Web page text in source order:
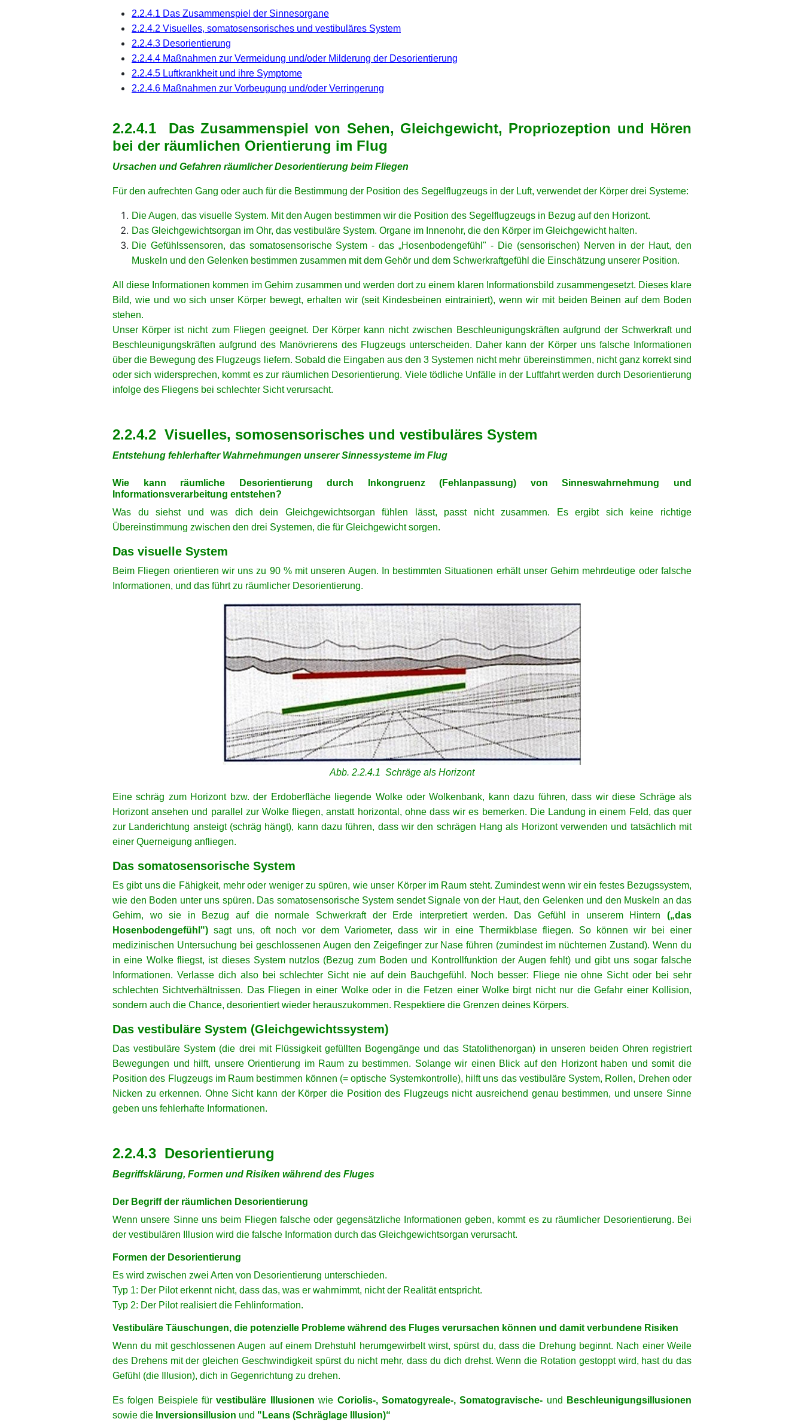
2.2.4.1 Das Zusammenspiel der Sinnesorgane
2.2.4.2 Visuelles, somatosensorisches und vestibuläres System
2.2.4.3 Desorientierung
2.2.4.4 Maßnahmen zur Vermeidung und/oder Milderung der Desorientierung
2.2.4.5 Luftkrankheit und ihre Symptome
2.2.4.6 Maßnahmen zur Vorbeugung und/oder Verringerung
2.2.4.1 Das Zusammenspiel von Sehen, Gleichgewicht, Propriozeption und Hören
bei der räumlichen Orientierung im Flug
Ursachen und Gefahren räumlicher Desorientierung beim Fliegen
Für den aufrechten Gang oder auch für die Bestimmung der Position des Segelflugzeugs in der Luft, verwendet der Körper drei Systeme:
Die Augen, das visuelle System. Mit den Augen bestimmen wir die Position des Segelflugzeugs in Bezug auf den Horizont.
Das Gleichgewichtsorgan im Ohr, das vestibuläre System. Organe im Innenohr, die den Körper im Gleichgewicht halten.
Die Gefühlssensoren, das somatosensorische System - das „Hosenbodengefühl" - Die (sensorischen) Nerven in der Haut, den
Muskeln und den Gelenken bestimmen zusammen mit dem Gehör und dem Schwerkraftgefühl die Einschätzung unserer Position.
All diese Informationen kommen im Gehirn zusammen und werden dort zu einem klaren Informationsbild zusammengesetzt. Dieses klare
Bild, wie und wo sich unser Körper bewegt, erhalten wir (seit Kindesbeinen eintrainiert), wenn wir mit beiden Beinen auf dem Boden
stehen.
Unser Körper ist nicht zum Fliegen geeignet. Der Körper kann nicht zwischen Beschleunigungskräften aufgrund der Schwerkraft und
Beschleunigungskräften aufgrund des Manövrierens des Flugzeugs unterscheiden. Daher kann der Körper uns falsche Informationen
über die Bewegung des Flugzeugs liefern. Sobald die Eingaben aus den 3 Systemen nicht mehr übereinstimmen, nicht ganz korrekt sind
oder sich widersprechen, kommt es zur räumlichen Desorientierung. Viele tödliche Unfälle in der Luftfahrt werden durch Desorientierung
infolge des Fliegens bei schlechter Sicht verursacht.
2.2.4.2 Visuelles, somosensorisches und vestibuläres System
Entstehung fehlerhafter Wahrnehmungen unserer Sinnessysteme im Flug
Wie kann räumliche Desorientierung durch Inkongruenz (Fehlanpassung) von Sinneswahrnehmung und
Informationsverarbeitung entstehen?
Was du siehst und was dich dein Gleichgewichtsorgan fühlen lässt, passt nicht zusammen. Es ergibt sich keine richtige
Übereinstimmung zwischen den drei Systemen, die für Gleichgewicht sorgen.
Das visuelle System
Beim Fliegen orientieren wir uns zu 90 % mit unseren Augen. In bestimmten Situationen erhält unser Gehirn mehrdeutige oder falsche
Informationen, und das führt zu räumlicher Desorientierung.
Abb. 2.2.4.1 Schräge als Horizont
Eine schräg zum Horizont bzw. der Erdoberfläche liegende Wolke oder Wolkenbank, kann dazu führen, dass wir diese Schräge als
Horizont ansehen und parallel zur Wolke fliegen, anstatt horizontal, ohne dass wir es bemerken. Die Landung in einem Feld, das quer
zur Landerichtung ansteigt (schräg hängt), kann dazu führen, dass wir den schrägen Hang als Horizont verwenden und tatsächlich mit
einer Querneigung anfliegen.
Das somatosensorische System
Es gibt uns die Fähigkeit, mehr oder weniger zu spüren, wie unser Körper im Raum steht. Zumindest wenn wir ein festes Bezugssystem,
wie den Boden unter uns spüren. Das somatosensorische System sendet Signale von der Haut, den Gelenken und den Muskeln an das
Gehirn, wo sie in Bezug auf die normale Schwerkraft der Erde interpretiert werden. Das Gefühl in unserem Hintern („das
Hosenbodengefühl") sagt uns, oft noch vor dem Variometer, dass wir in eine Thermikblase fliegen. So können wir bei einer
medizinischen Untersuchung bei geschlossenen Augen den Zeigefinger zur Nase führen (zumindest im nüchternen Zustand). Wenn du
in eine Wolke fliegst, ist dieses System nutzlos (Bezug zum Boden und Kontrollfunktion der Augen fehlt) und gibt uns sogar falsche
Informationen. Verlasse dich also bei schlechter Sicht nie auf dein Bauchgefühl. Noch besser: Fliege nie ohne Sicht oder bei sehr
schlechten Sichtverhältnissen. Das Fliegen in einer Wolke oder in die Fetzen einer Wolke birgt nicht nur die Gefahr einer Kollision,
sondern auch die Chance, desorientiert wieder herauszukommen. Respektiere die Grenzen deines Körpers.
Das vestibuläre System (Gleichgewichtssystem)
Das vestibuläre System (die drei mit Flüssigkeit gefüllten Bogengänge und das Statolithenorgan) in unseren beiden Ohren registriert
Bewegungen und hilft, unsere Orientierung im Raum zu bestimmen. Solange wir einen Blick auf den Horizont haben und somit die
Position des Flugzeugs im Raum bestimmen können (= optische Systemkontrolle), hilft uns das vestibuläre System, Rollen, Drehen oder
Nicken zu erkennen. Ohne Sicht kann der Körper die Position des Flugzeugs nicht ausreichend genau bestimmen, und unsere Sinne
geben uns fehlerhafte Informationen.
2.2.4.3 Desorientierung
Begriffsklärung, Formen und Risiken während des Fluges
Der Begriff der räumlichen Desorientierung
Wenn unsere Sinne uns beim Fliegen falsche oder gegensätzliche Informationen geben, kommt es zu räumlicher Desorientierung. Bei
der vestibulären Illusion wird die falsche Information durch das Gleichgewichtsorgan verursacht.
Formen der Desorientierung
Es wird zwischen zwei Arten von Desorientierung unterschieden.
Typ 1: Der Pilot erkennt nicht, dass das, was er wahrnimmt, nicht der Realität entspricht.
Typ 2: Der Pilot realisiert die Fehlinformation.
Vestibuläre Täuschungen, die potenzielle Probleme während des Fluges verursachen können und damit verbundene Risiken
Wenn du mit geschlossenen Augen auf einem Drehstuhl herumgewirbelt wirst, spürst du, dass die Drehung beginnt. Nach einer Weile
des Drehens mit der gleichen Geschwindigkeit spürst du nicht mehr, dass du dich drehst. Wenn die Rotation gestoppt wird, hast du das
Gefühl (die Illusion), dich in Gegenrichtung zu drehen.
Es folgen Beispiele für vestibuläre Illusionenwie Coriolis-, Somatogyreale-, Somatogravische- und Beschleunigungsillusionen
sowie die Inversionsillusion und "Leans (Schräglage Illusion)“